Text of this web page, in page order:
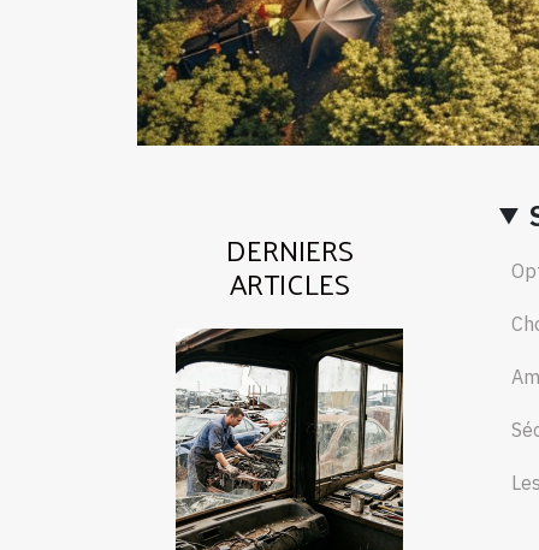
DERNIERS
ARTICLES